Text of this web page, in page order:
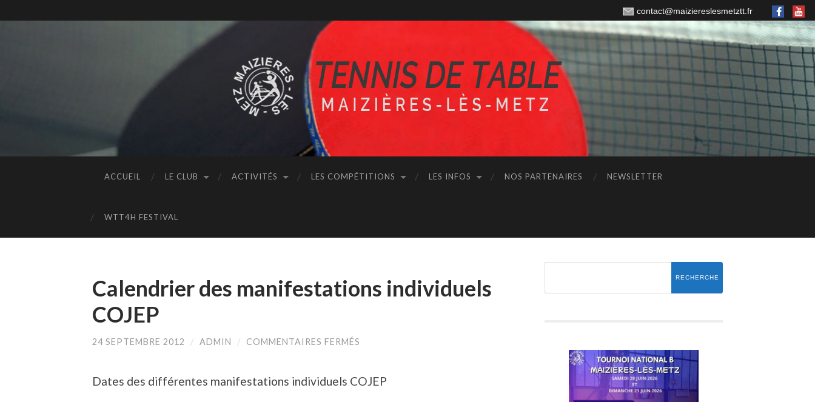
contact@maiziereslesmetztt.fr
ACCUEIL LE CLUB ACTIVITÉS LES COMPÉTITIONS LES INFOS NOS PARTENAIRES NEWSLETTER
WTT4H FESTIVAL
Calendrier des manifestations individuels
COJEP
24 SEPTEMBRE 2012 / ADMIN / COMMENTAIRES FERMÉS
INDIVIDUELS
Dates des différentes manifestations individuels COJEP